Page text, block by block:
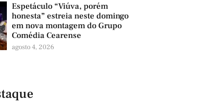
Espetáculo “Viúva, porém
honesta” estreia neste domingo
em nova montagem do Grupo
Comédia Cearense
agosto 4, 2026